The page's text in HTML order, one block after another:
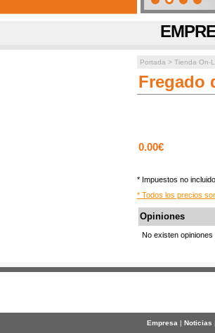
Portada > Tienda On-
Fregado
0.00€
* Impuestos no
* Todos los precios
Opiniones
No existen opiniones
Empresa| Noticias